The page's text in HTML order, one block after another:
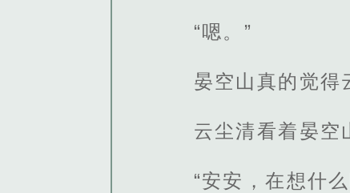
“嗯。”
晏空山真的觉得
云尘清看着晏空
“安安，在想什